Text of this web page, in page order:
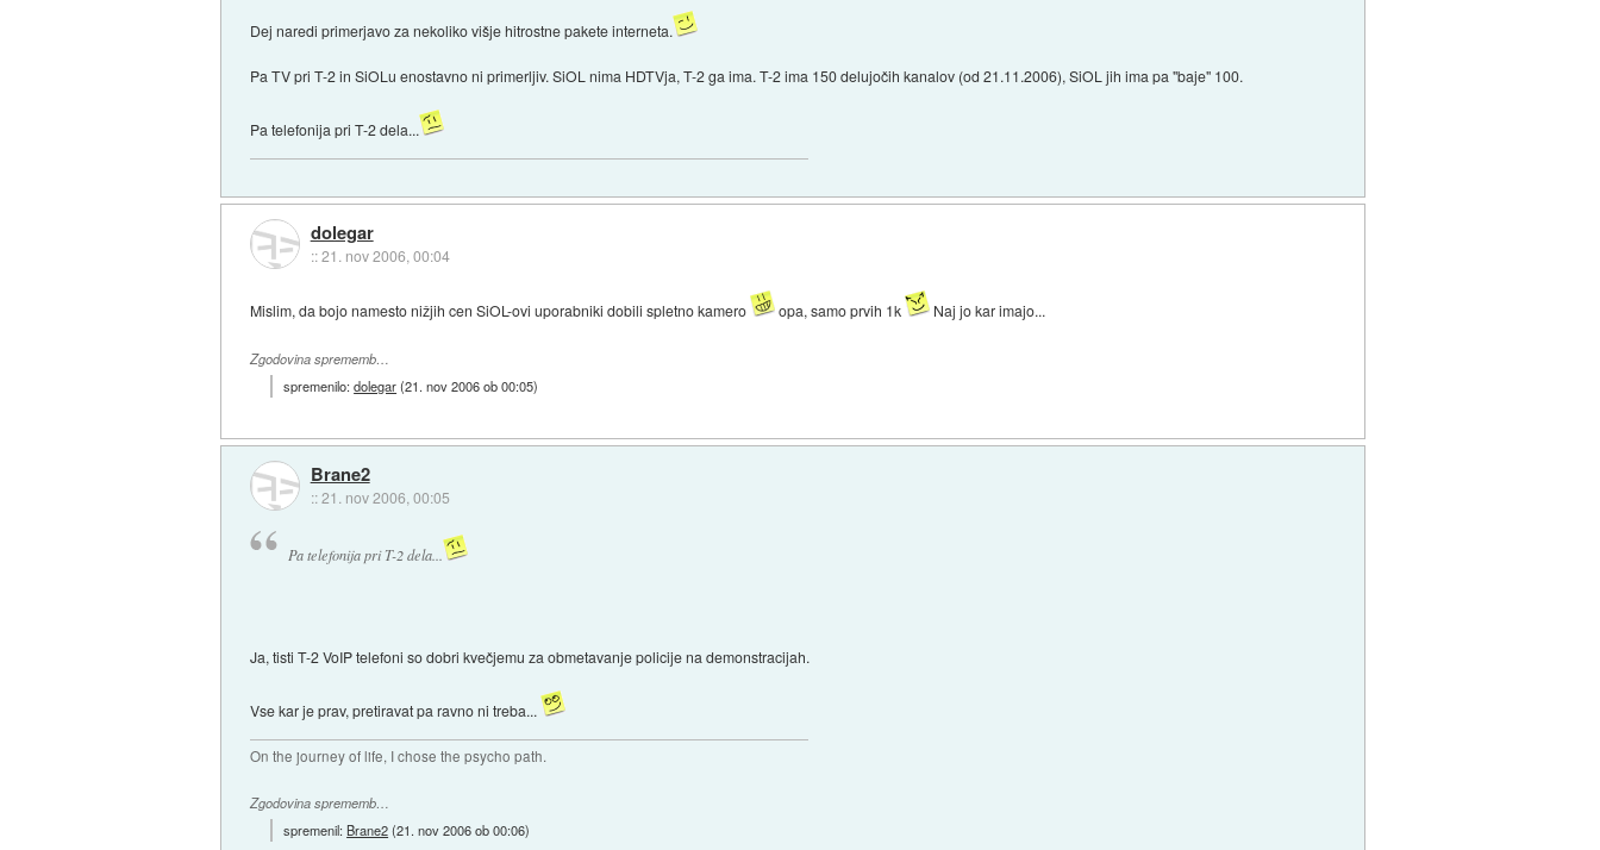
Dej naredi primerjavo za nekoliko višje hitrostne pakete interneta.
Pa TV pri T-2 in SiOLu enostavno ni primerljiv. SiOL nima HDTVja, T-2 ga ima. T-2 ima 150 delujočih kanalov (od 21.11.2006), SiOL jih ima pa "baje" 100.
Pa telefonija pri T-2 dela...
dolegar
::21. nov 2006, 00:04
Mislim, da bojo namesto nižjih cen SiOL-ovi uporabniki dobili spletno kamero opa, samo prvih 1k Naj jo kar imajo...
Zgodovina sprememb…
spremenilo:dolegar(21. nov 2006 ob 00:05)
Brane2
::21. nov 2006, 00:05
Pa telefonija pri T-2 dela...
Ja, tisti T-2 VoIP telefoni so dobri kvečjemu za obmetavanje policije na demonstracijah.
Vse kar je prav, pretiravat pa ravno ni treba...
On the journey of life, I chose the psycho path.
Zgodovina sprememb…
spremenil:Brane2(21. nov 2006 ob 00:06)